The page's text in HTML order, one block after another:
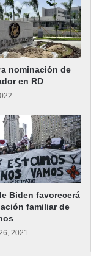
nominación de
en RD
Biden favorecerá
familiar de
2021